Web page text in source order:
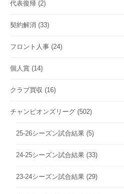
代表復帰 (2)
契約解消 (33)
フロント人事 (24)
個人賞 (14)
クラブ買収 (16)
チャンピオンズリーグ (502)
25-26シーズン試合結果 (5)
24-25シーズン試合結果 (33)
23-24シーズン試合結果 (29)